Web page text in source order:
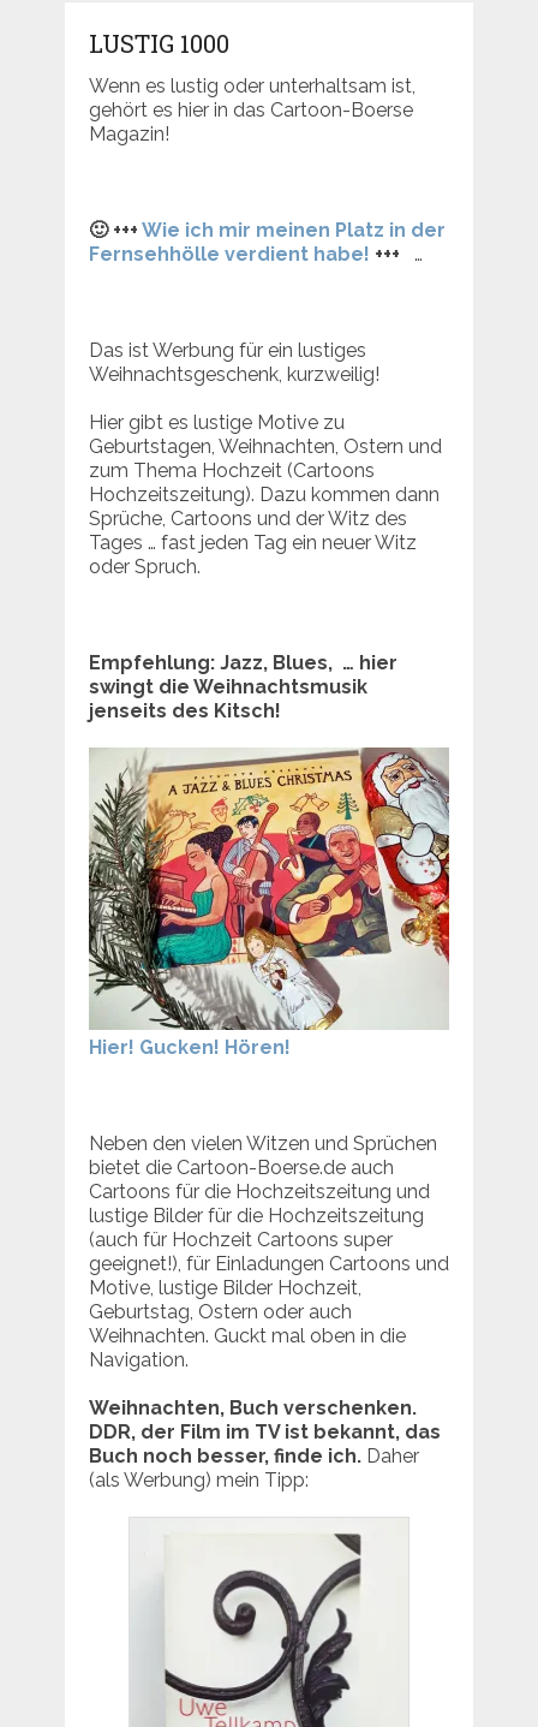
LUSTIG 1000
Wenn es lustig oder unterhaltsam ist,
gehört es hier in das Cartoon-Boerse
Magazin!
🙂 +++ Wie ich mir meinen Platz in der
Fernsehhölle verdient habe! +++ …
Das ist Werbung für ein lustiges
Weihnachtsgeschenk, kurzweilig!
Hier gibt es lustige Motive zu
Geburtstagen, Weihnachten, Ostern und
zum Thema Hochzeit (Cartoons
Hochzeitszeitung). Dazu kommen dann
Sprüche, Cartoons und der Witz des
Tages … fast jeden Tag ein neuer Witz
oder Spruch.
Empfehlung: Jazz, Blues, … hier
swingt die Weihnachtsmusik
jenseits des Kitsch!
Hier! Gucken! Hören!
Neben den vielen Witzen und Sprüchen
bietet die Cartoon-Boerse.de auch
Cartoons für die Hochzeitszeitung und
lustige Bilder für die Hochzeitszeitung
(auch für Hochzeit Cartoons super
geeignet!), für Einladungen Cartoons und
Motive, lustige Bilder Hochzeit,
Geburtstag, Ostern oder auch
Weihnachten. Guckt mal oben in die
Navigation.
Weihnachten, Buch verschenken.
DDR, der Film im TV ist bekannt, das
Buch noch besser, finde ich.Daher
(als Werbung) mein Tipp: